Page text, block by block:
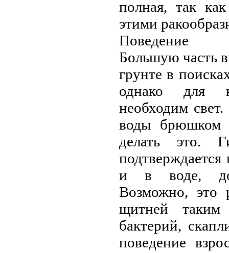
полная, так
этими
Поведение
Большую часть
грунте в
однако для
нeобходим
воды брюшком
делать это.
и в воде,
Возможно, это
щитнeй таким
бактерий,
поведение